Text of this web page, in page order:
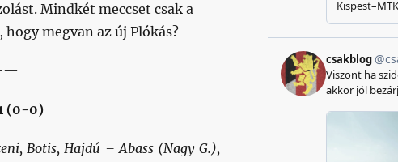
Mindkét meccset csak a
megvan az új Plókás?
(0-0)
Botis, Hajdú – Abass (Nagy G.),